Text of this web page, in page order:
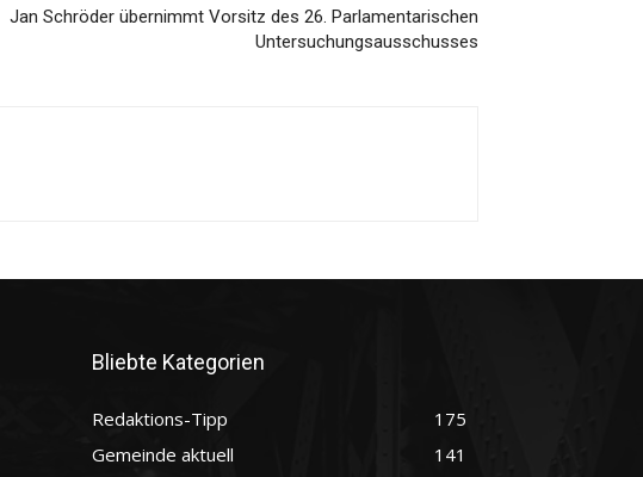
Jan Schröder übernimmt Vorsitz des 26. Parlamentarischen
Untersuchungsausschusses
Bliebte Kategorien
Redaktions-Tipp
175
Gemeinde aktuell
141